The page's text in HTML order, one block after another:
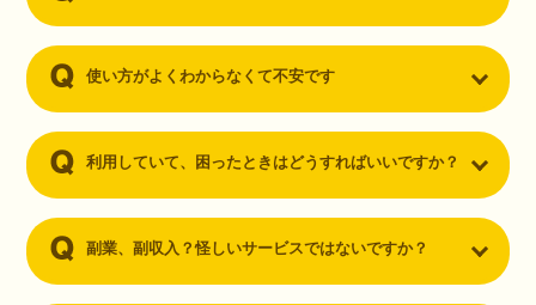
使い方がよくわからなくて不安です
利用していて、困ったときはどうすればいいですか？
副業、副収入？怪しいサービスではないですか？